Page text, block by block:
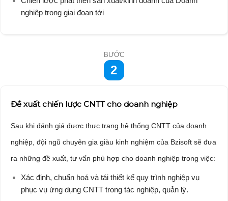
nghiệp trong giai đoạn tới
BƯỚC
2
Đề xuất chiến lược CNTT cho doanh nghiệp
Sau khi đánh giá được thực trạng hệ thống CNTT của doanh
nghiệp, đội ngũ chuyên gia giàu kinh nghiệm của Bzisoft sẽ đưa
ra những đề xuất, tư vấn phù hợp cho doanh nghiệp trong việc:
Xác định, chuẩn hoá và tái thiết kế quy trình nghiệp vụ
phục vụ ứng dụng CNTT trong tác nghiệp, quản lý.